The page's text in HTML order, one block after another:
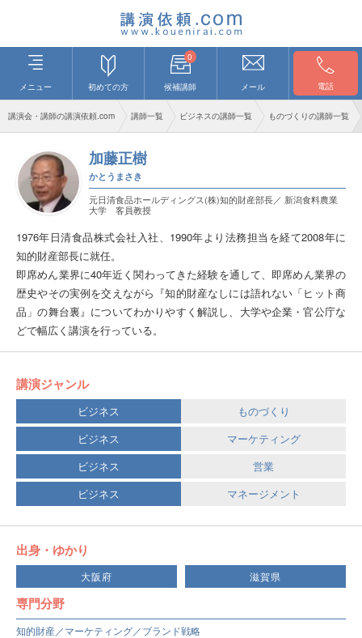
メニュー 初めての方
0
候補講師 メール 電話
講演会・講師の講演依頼.com 講師一覧 ビジネスの講師一覧 ものづくりの講師一覧
加藤正樹
かとうまさき
元日清食品ホールディングス(株)知的財産部長／ 新潟食料農業
大学 客員教授
1976年日清食品株式会社入社、1990年より法務担当を経て2008年に
知的財産部長に就任。
即席めん業界に40年近く関わってきた経験を通して、即席めん業界の
歴史やその実例を交えながら『知的財産なしには語れない「ヒット商
品」の舞台裏』についてわかりやすく解説し、大学や企業・官公庁な
どで幅広く講演を行っている。
講演ジャンル
ビジネス
ものづくり
ビジネス
マーケティング
ビジネス
営業
ビジネス
マネージメント
出身・ゆかり
大阪府 滋賀県
専門分野
知的財産／マーケティング／ブランド戦略